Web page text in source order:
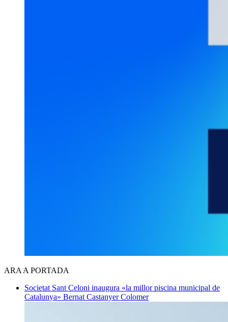
ARA A PORTADA
Societat Sant Celoni inaugura «la millor piscina municipal de
Catalunya» Bernat Castanyer Colomer